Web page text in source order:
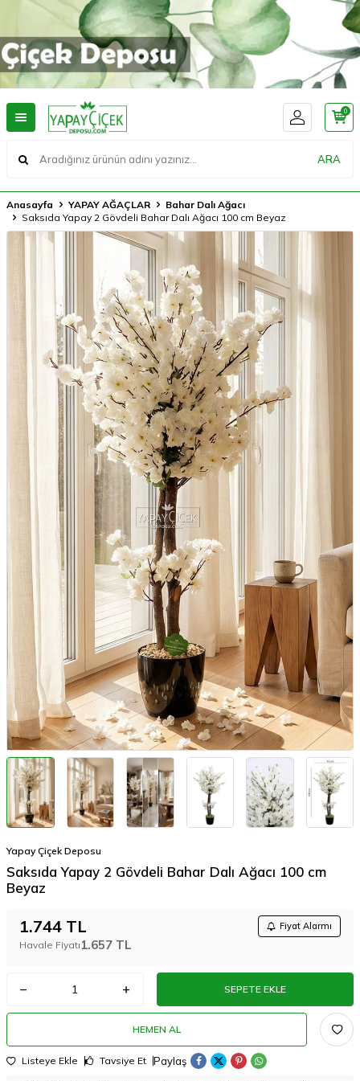
ARA
0
Anasayfa YAPAY AĞAÇLAR
Bahar Dalı Ağacı
Saksıda Yapay 2 Gövdeli Bahar Dalı Ağacı 100 cm Beyaz
Yapay Çiçek Deposu
Saksıda Yapay 2 Gövdeli Bahar Dalı Ağacı 100 cm
Beyaz
1.744 TL Fiyat Alarmı
Havale Fiyatı 1.657 TL
SEPETE EKLE
HEMEN AL
Listeye Ekle Tavsiye Et Paylaş